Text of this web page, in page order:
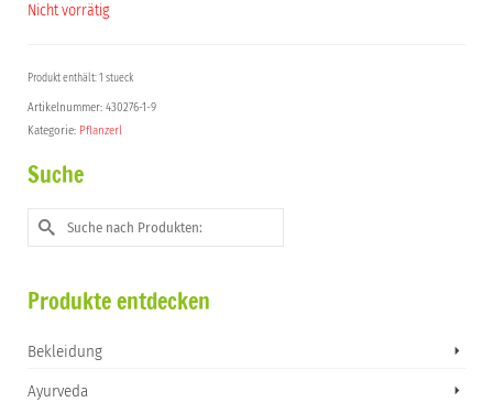
Nicht vorrätig
Produkt enthält: 1 stueck
Artikelnummer: 430276-1-9
Kategorie: Pflanzerl
Suche
Suche
nach:
Produkte entdecken
Bekleidung
Ayurveda